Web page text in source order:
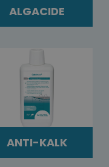
ALGACIDE
ANTI-KALK